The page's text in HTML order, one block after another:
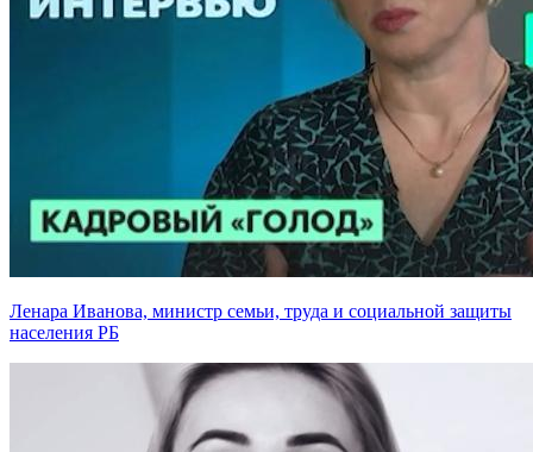
Ленара Иванова, министр семьи, труда и социальной защиты
населения РБ